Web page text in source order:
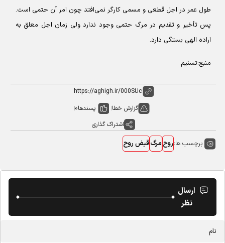
طول عمر در اجل قطعی و مسمی کارگر نمی‌افتد چون امر آن حتمی است.
پس تأخیر و تقدیم در مرگ حتمی وجود ندارد ولی زمان اجل معلق به
اراده الهی بستگی دارد.
منبع:تسنیم
گزارش خطا پسندها0
اشتراک گذاری
برچسب ها:روحمرگقبض روح
ارسال
نظر